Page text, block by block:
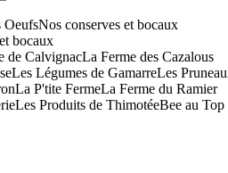
OeufsNos conserves et bocaux
bocaux
de CalvignacLa Ferme des Cazalous
Les Légumes de GamarreLes
La P'tite FermeLa Ferme du Ramier
Les Produits de ThimotéeBee au Top